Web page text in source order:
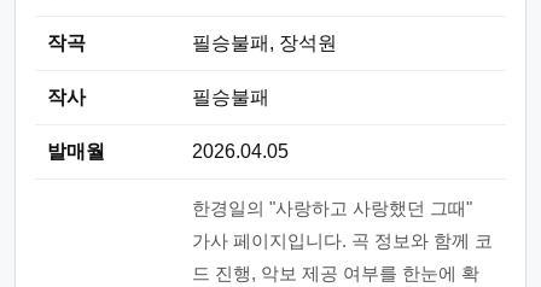
작곡 필승불패, 장석원
작사 필승불패
발매월 2026.04.05
한경일의 "사랑하고 사랑했던 그때"
가사 페이지입니다. 곡 정보와 함께 코
드 진행, 악보 제공 여부를 한눈에 확